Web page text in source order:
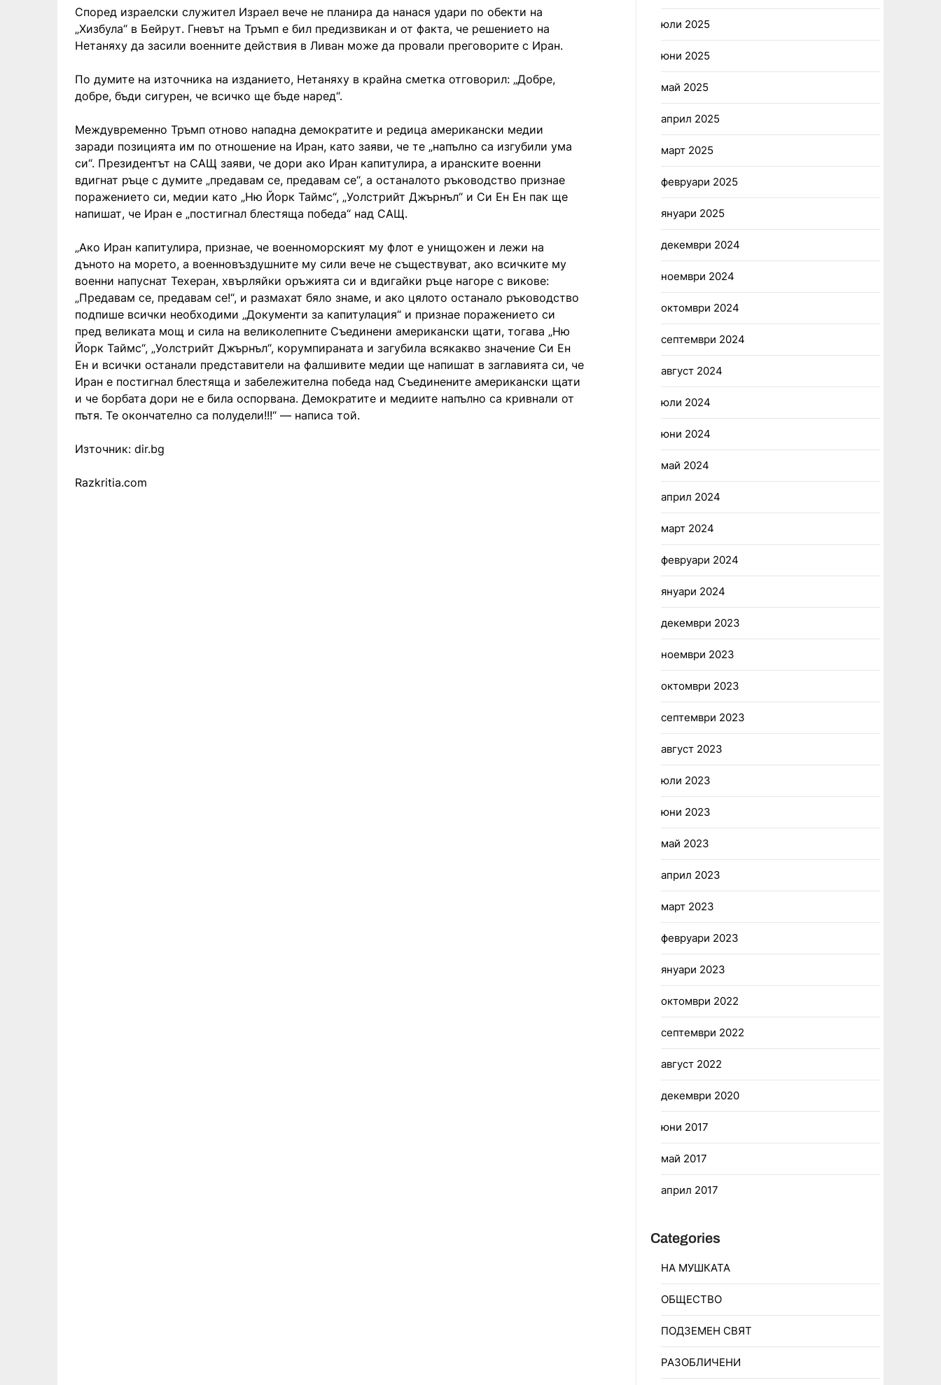
Според израелски служител Израел вече не планира да нанася удари по обекти на
„Хизбула“ в Бейрут. Гневът на Тръмп е бил предизвикан и от факта, че решението на
Нетаняху да засили военните действия в Ливан може да провали преговорите с Иран.
По думите на източника на изданието, Нетаняху в крайна сметка отговорил: „Добре,
добре, бъди сигурен, че всичко ще бъде наред“.
Междувременно Тръмп отново нападна демократите и редица американски медии
заради позицията им по отношение на Иран, като заяви, че те „напълно са изгубили ума
си“. Президентът на САЩ заяви, че дори ако Иран капитулира, а иранските военни
вдигнат ръце с думите „предавам се, предавам се“, а останалото ръководство признае
поражението си, медии като „Ню Йорк Таймс“, „Уолстрийт Джърнъл“ и Си Ен Ен пак ще
напишат, че Иран е „постигнал блестяща победа“ над САЩ.
„Ако Иран капитулира, признае, че военноморският му флот е унищожен и лежи на
дъното на морето, а военновъздушните му сили вече не съществуват, ако всичките му
военни напуснат Техеран, хвърляйки оръжията си и вдигайки ръце нагоре с викове:
„Предавам се, предавам се!“, и размахат бяло знаме, и ако цялото останало ръководство
подпише всички необходими „Документи за капитулация“ и признае поражението си
пред великата мощ и сила на великолепните Съединени американски щати, тогава „Ню
Йорк Таймс“, „Уолстрийт Джърнъл“, корумпираната и загубила всякакво значение Си Ен
Ен и всички останали представители на фалшивите медии ще напишат в заглавията си, че
Иран е постигнал блестяща и забележителна победа над Съединените американски щати
и че борбата дори не е била оспорвана. Демократите и медиите напълно са кривнали от
пътя. Те окончателно са полудели!!!“ — написа той.
Източник: dir.bg
Razkritia.com
юли 2025
юни 2025
май 2025
април 2025
март 2025
февруари 2025
януари 2025
декември 2024
ноември 2024
октомври 2024
септември 2024
август 2024
юли 2024
юни 2024
май 2024
април 2024
март 2024
февруари 2024
януари 2024
декември 2023
ноември 2023
октомври 2023
септември 2023
август 2023
юли 2023
юни 2023
май 2023
април 2023
март 2023
февруари 2023
януари 2023
октомври 2022
септември 2022
август 2022
декември 2020
юни 2017
май 2017
април 2017
Categories
НА МУШКАТА
ОБЩЕСТВО
ПОДЗЕМЕН СВЯТ
РАЗОБЛИЧЕНИ